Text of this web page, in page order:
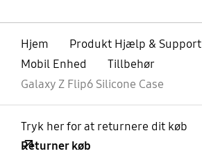
Hjem
Produkt Hjælp & Support
Mobil Enhed
Tillbehør
Galaxy Z Flip6 Silicone Case
Tryk her for at returnere dit køb
Returner køb